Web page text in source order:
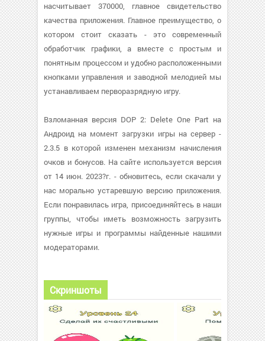
насчитывает 370000, главное свидетельство
качества приложения. Главное преимущество, о
котором стоит сказать - это современный
обработчик графики, а вместе с простым и
понятным процессом и удобно расположенными
кнопками управления и заводной мелодией мы
устанавливаем перворазрядную игру.
Взломанная версия DOP 2: Delete One Part на
Андроид на момент загрузки игры на сервер -
2.3.5 в которой изменен механизм начисления
очков и бонусов. На сайте используется версия
от 14 июн. 2023?г. - обновитесь, если скачали у
нас морально устаревшую версию приложения.
Если понравилась игра, присоединяйтесь в наши
группы, чтобы иметь возможность загрузить
нужные игры и программы найденные нашими
модераторами.
Скриншоты